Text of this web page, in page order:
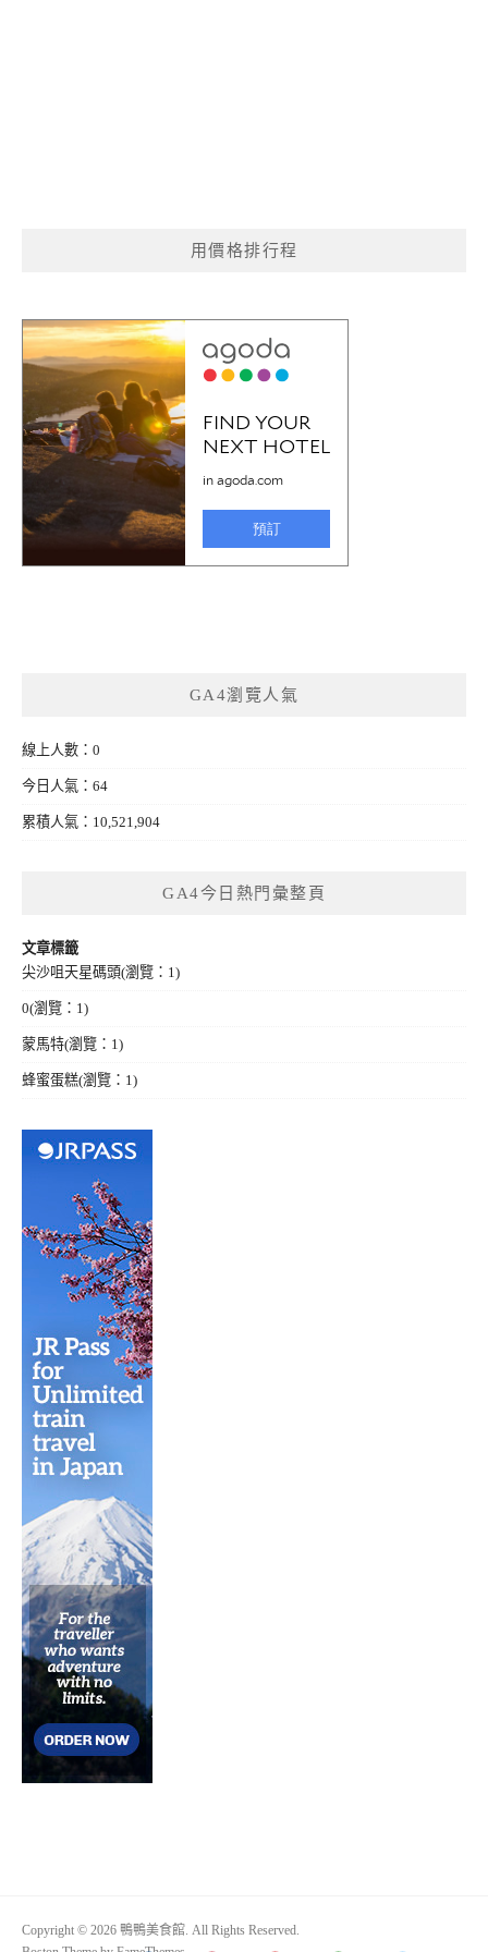
用價格排行程
GA4瀏覽人氣
線上人數：0
今日人氣：64
累積人氣：10,521,904
GA4今日熱門彙整頁
文章標籤
尖沙咀天星碼頭(瀏覽：1)
0(瀏覽：1)
蒙馬特(瀏覽：1)
蜂蜜蛋糕(瀏覽：1)
Copyright © 2026 鴨鴨美食館. All Rights Reserved.